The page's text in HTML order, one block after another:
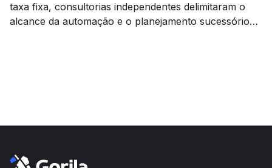
taxa fixa, consultorias independentes delimitaram o
alcance da automação e o planejamento sucessório